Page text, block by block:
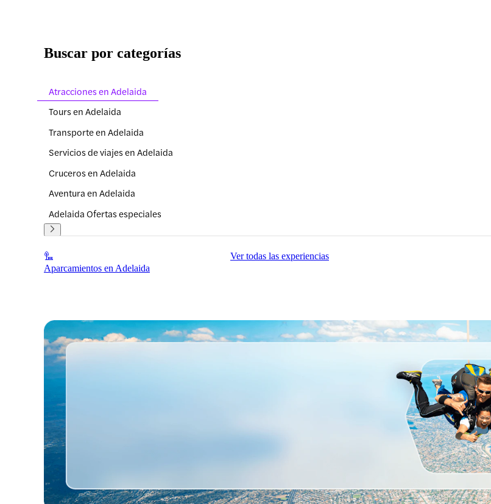
Buscar por categorías
Atracciones en Adelaida
Tours en Adelaida
Transporte en Adelaida
Servicios de viajes en Adelaida
Cruceros en Adelaida
Aventura en Adelaida
Adelaida Ofertas especiales
Aparcamientos en Adelaida
Ver todas las experiencias